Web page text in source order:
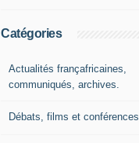
Catégories
Actualités françafricaines,
communiqués, archives.
Débats, films et conférences